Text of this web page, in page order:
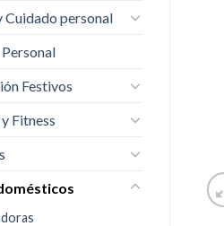
Cuidado personal
Festivos
Fitness